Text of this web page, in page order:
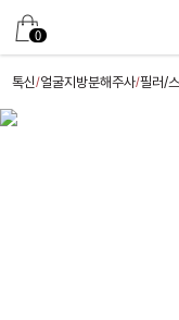
0
톡신/얼굴지방분해주사/필러/